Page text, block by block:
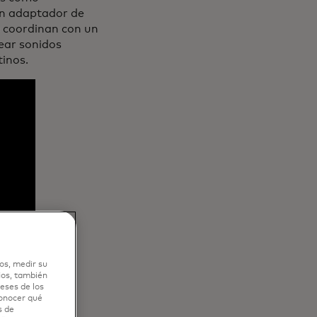
adaptador de
con un
sonidos
medir su
también
de los
qué
de